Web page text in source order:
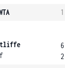
1
6
2